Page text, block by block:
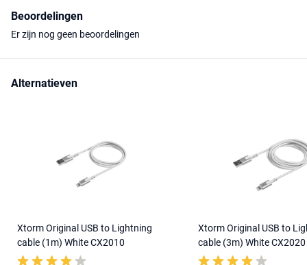
Beoordelingen
Er zijn nog geen beoordelingen
Alternatieven
Xtorm Original USB to Lightning
cable (1m) White CX2010
Xtorm Original USB to
cable (3m) White CX2020